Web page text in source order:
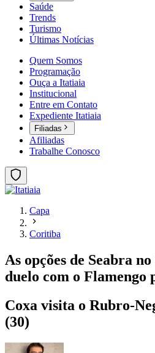
Saúde
Trends
Turismo
Últimas Notícias
Quem Somos
Programação
Ouça a Itatiaia
Institucional
Entre em Contato
Expediente Itatiaia
Filiadas
Afiliadas
Trabalhe Conosco
Capa
Coritiba
As opções de Seabra
duelo com o Flamengo
Coxa visita o Rubro-
(30)